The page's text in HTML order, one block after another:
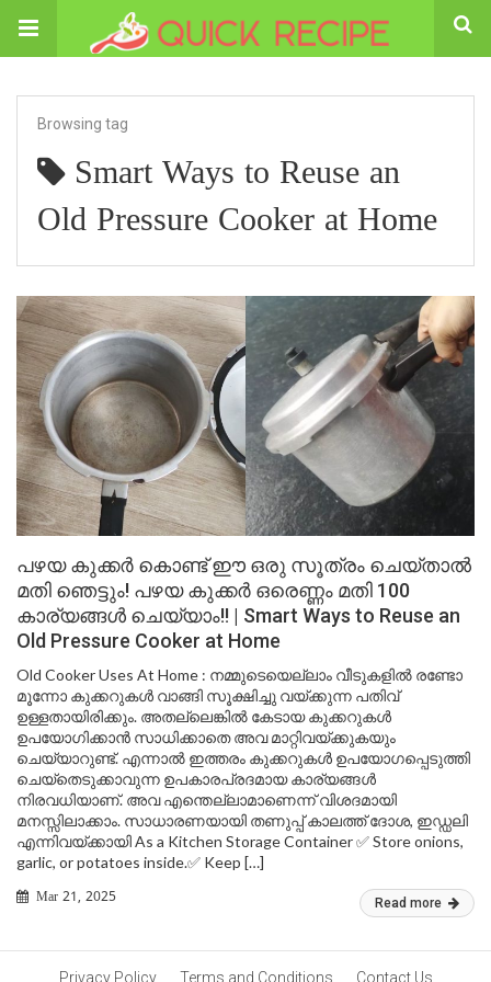
Browsing tag
Smart Ways to Reuse an
Old Pressure Cooker at Home
പഴയ കുക്കർ കൊണ്ട് ഈ ഒരു സൂത്രം ചെയ്താൽ
മതി ഞെട്ടും! പഴയ കുക്കർ ഒരെണ്ണം മതി 100
കാര്യങ്ങൾ ചെയ്യാം!! | Smart Ways to Reuse an
Old Pressure Cooker at Home
Old Cooker Uses At Home : നമ്മുടെയെല്ലാം വീടുകളിൽ രണ്ടോ
മൂന്നോ കുക്കറുകൾ വാങ്ങി സൂക്ഷിച്ചു വയ്ക്കുന്ന പതിവ്
ഉള്ളതായിരിക്കും. അതല്ലെങ്കിൽ കേടായ കുക്കറുകൾ
ഉപയോഗിക്കാൻ സാധിക്കാതെ അവ മാറ്റിവയ്ക്കുകയും
ചെയ്യാറുണ്ട്. എന്നാൽ ഇത്തരം കുക്കറുകൾ ഉപയോഗപ്പെടുത്തി
ചെയ്തെടുക്കാവുന്ന ഉപകാരപ്രദമായ കാര്യങ്ങൾ
നിരവധിയാണ്. അവ എന്തെല്ലാമാണെന്ന് വിശദമായി
മനസ്സിലാക്കാം. സാധാരണയായി തണുപ്പ് കാലത്ത് ദോശ, ഇഡ്ഡലി
എന്നിവയ്ക്കായി As a Kitchen Storage Container ✅ Store onions,
garlic, or potatoes inside.✅ Keep […]
Mar 21, 2025 Read more
Privacy Policy Terms and Conditions Contact Us